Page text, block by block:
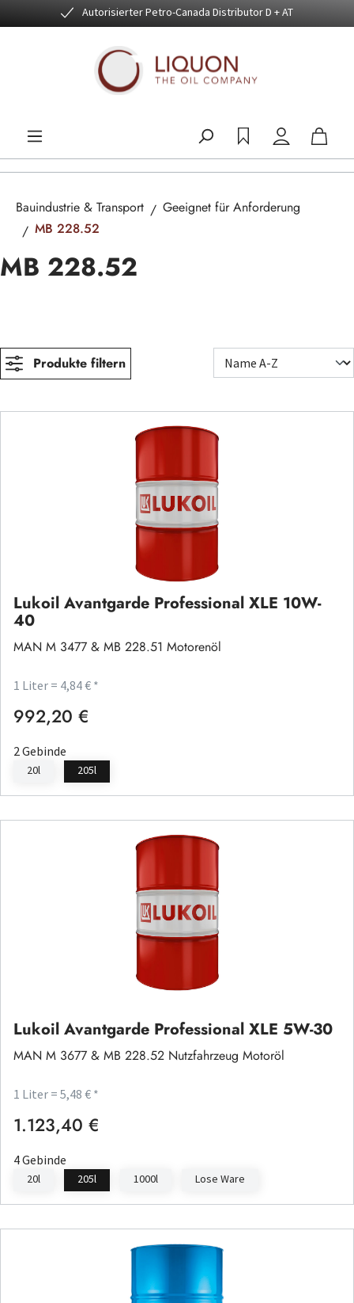
Zum Hauptinhalt springenAutorisierter Petro-Canada Distributor D + AT
Bauindustrie & Transport
Geeignet für Anforderung
MB 228.52
MB 228.52
Produkte filtern
Lukoil Avantgarde Professional XLE 10W-
40
MAN M 3477 & MB 228.51 Motorenöl
1 Liter = 4,84 € *
Regulärer Preis:
992,20 €
2 Gebinde
20l 205l
Lukoil Avantgarde Professional XLE 5W-30
MAN M 3677 & MB 228.52 Nutzfahrzeug Motoröl
1 Liter = 5,48 € *
Regulärer Preis:
1.123,40 €
4 Gebinde
20l 205l 1000l Lose Ware